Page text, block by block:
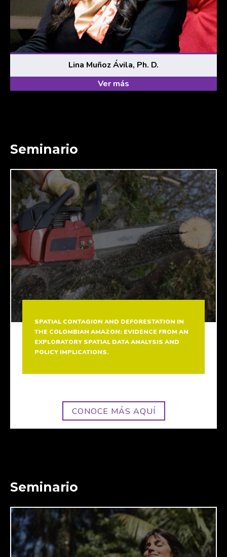
Lina Muñoz Ávila, Ph. D.
Ver más
Seminario
SPATIAL CONTAGION AND DEFORESTATION IN
THE COLOMBIAN AMAZON: EVIDENCE FROM AN
EXPLORATORY SPATIAL DATA ANALYSIS AND
POLICY IMPLICATIONS.
CONOCE MÁS AQUÍ
Seminario